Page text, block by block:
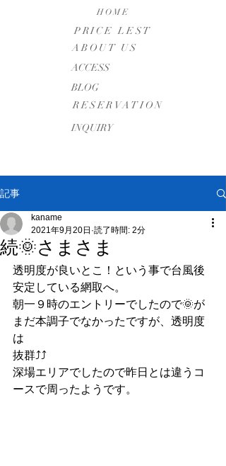
HOME
PRICE LEST
ABOUT US
​ACCESS
BLOG
RESERVATION
INQUIRY
記事
続🌞さまさま
kaname
2021年9月20日 読了時間: 2分
透明度が良いとこ！という事で台風後
安定している網取へ。
朝一９時のエントリーでしたので🌞が
まだ本調子でなかったですが、透明度
は
抜群⤴⤴
深場エリアでしたので昨日とは違うコ
ースで周ったようです。